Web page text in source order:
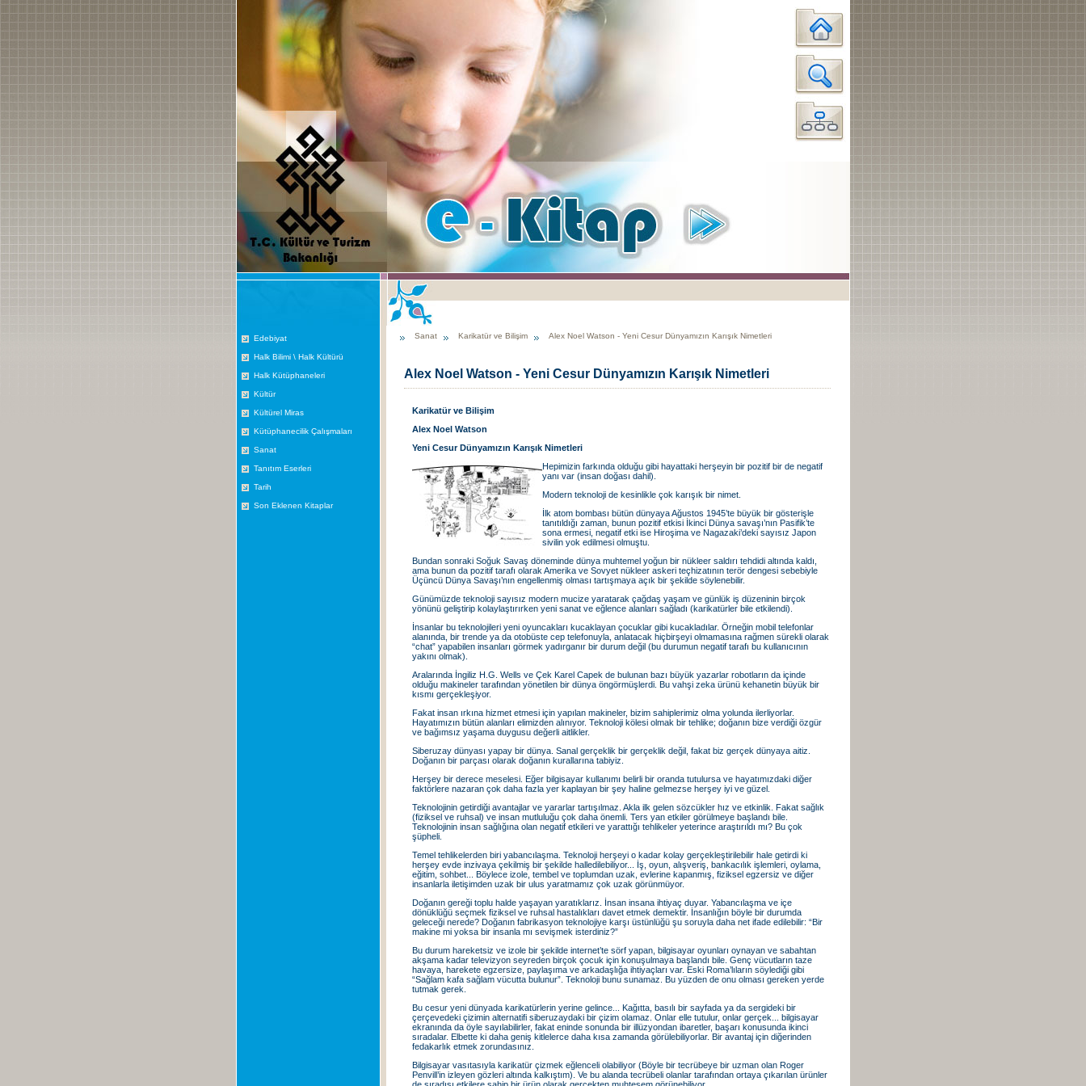
Edebiyat
Halk Bilimi \ Halk Kültürü
Halk Kütüphaneleri
Kültür
Kültürel Miras
Kütüphanecilik Çalışmaları
Sanat
Tanıtım Eserleri
Tarih
Son Eklenen Kitaplar
Sanat Karikatür ve Bilişim Alex Noel Watson - Yeni Cesur Dünyamızın Karışık Nimetleri
Alex Noel Watson - Yeni Cesur Dünyamızın Karışık Nimetleri
Karikatür ve Bilişim
Alex Noel Watson
Yeni Cesur Dünyamızın Karışık Nimetleri
Hepimizin farkında olduğu gibi hayattaki herşeyin bir pozitif bir de negatif
yanı var (insan doğası dahil).
Modern teknoloji de kesinlikle çok karışık bir nimet.
İlk atom bombası bütün dünyaya Ağustos 1945’te büyük bir gösterişle
tanıtıldığı zaman, bunun pozitif etkisi İkinci Dünya savaşı’nın Pasifik’te
sona ermesi, negatif etki ise Hiroşima ve Nagazaki’deki sayısız Japon
sivilin yok edilmesi olmuştu.
Bundan sonraki Soğuk Savaş döneminde dünya muhtemel yoğun bir nükleer saldırı tehdidi altında kaldı,
ama bunun da pozitif tarafı olarak Amerika ve Sovyet nükleer askeri teçhizatının terör dengesi sebebiyle
Üçüncü Dünya Savaşı’nın engellenmiş olması tartışmaya açık bir şekilde söylenebilir.
Günümüzde teknoloji sayısız modern mucize yaratarak çağdaş yaşam ve günlük iş düzeninin birçok
yönünü geliştirip kolaylaştırırken yeni sanat ve eğlence alanları sağladı (karikatürler bile etkilendi).
İnsanlar bu teknolojileri yeni oyuncakları kucaklayan çocuklar gibi kucakladılar. Örneğin mobil telefonlar
alanında, bir trende ya da otobüste cep telefonuyla, anlatacak hiçbirşeyi olmamasına rağmen sürekli olarak
“chat” yapabilen insanları görmek yadırganır bir durum değil (bu durumun negatif tarafı bu kullanıcının
yakını olmak).
Aralarında İngiliz H.G. Wells ve Çek Karel Capek de bulunan bazı büyük yazarlar robotların da içinde
olduğu makineler tarafından yönetilen bir dünya öngörmüşlerdi. Bu vahşi zeka ürünü kehanetin büyük bir
kısmı gerçekleşiyor.
Fakat insan ırkına hizmet etmesi için yapılan makineler, bizim sahiplerimiz olma yolunda ilerliyorlar.
Hayatımızın bütün alanları elimizden alınıyor. Teknoloji kölesi olmak bir tehlike; doğanın bize verdiği özgür
ve bağımsız yaşama duygusu değerli aitlikler.
Siberuzay dünyası yapay bir dünya. Sanal gerçeklik bir gerçeklik değil, fakat biz gerçek dünyaya aitiz.
Doğanın bir parçası olarak doğanın kurallarına tabiyiz.
Herşey bir derece meselesi. Eğer bilgisayar kullanımı belirli bir oranda tutulursa ve hayatımızdaki diğer
faktörlere nazaran çok daha fazla yer kaplayan bir şey haline gelmezse herşey iyi ve güzel.
Teknolojinin getirdiği avantajlar ve yararlar tartışılmaz. Akla ilk gelen sözcükler hız ve etkinlik. Fakat sağlık
(fiziksel ve ruhsal) ve insan mutluluğu çok daha önemli. Ters yan etkiler görülmeye başlandı bile.
Teknolojinin insan sağlığına olan negatif etkileri ve yarattığı tehlikeler yeterince araştırıldı mı? Bu çok
şüpheli.
Temel tehlikelerden biri yabancılaşma. Teknoloji herşeyi o kadar kolay gerçekleştirilebilir hale getirdi ki
herşey evde inzivaya çekilmiş bir şekilde halledilebiliyor... İş, oyun, alışveriş, bankacılık işlemleri, oylama,
eğitim, sohbet... Böylece izole, tembel ve toplumdan uzak, evlerine kapanmış, fiziksel egzersiz ve diğer
insanlarla iletişimden uzak bir ulus yaratmamız çok uzak görünmüyor.
Doğanın gereği toplu halde yaşayan yaratıklarız. İnsan insana ihtiyaç duyar. Yabancılaşma ve içe
dönüklüğü seçmek fiziksel ve ruhsal hastalıkları davet etmek demektir. İnsanlığın böyle bir durumda
geleceği nerede? Doğanın fabrikasyon teknolojiye karşı üstünlüğü şu soruyla daha net ifade edilebilir: “Bir
makine mi yoksa bir insanla mı sevişmek isterdiniz?”
Bu durum hareketsiz ve izole bir şekilde internet’te sörf yapan, bilgisayar oyunları oynayan ve sabahtan
akşama kadar televizyon seyreden birçok çocuk için konuşulmaya başlandı bile. Genç vücutların taze
havaya, harekete egzersize, paylaşıma ve arkadaşlığa ihtiyaçları var. Eski Roma’lıların söylediği gibi
“Sağlam kafa sağlam vücutta bulunur”. Teknoloji bunu sunamaz. Bu yüzden de onu olması gereken yerde
tutmak gerek.
Bu cesur yeni dünyada karikatürlerin yerine gelince... Kağıtta, basılı bir sayfada ya da sergideki bir
çerçevedeki çizimin alternatifi siberuzaydaki bir çizim olamaz. Onlar elle tutulur, onlar gerçek... bilgisayar
ekranında da öyle sayılabilirler, fakat eninde sonunda bir illüzyondan ibaretler, başarı konusunda ikinci
sıradalar. Elbette ki daha geniş kitlelerce daha kısa zamanda görülebiliyorlar. Bir avantaj için diğerinden
fedakarlık etmek zorundasınız.
Bilgisayar vasıtasıyla karikatür çizmek eğlenceli olabiliyor (Böyle bir tecrübeye bir uzman olan Roger
Penvill’in izleyen gözleri altında kalkıştım). Ve bu alanda tecrübeli olanlar tarafından ortaya çıkarılan ürünler